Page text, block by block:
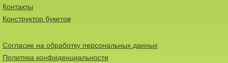
Контакты
Конструктор букетов
Согласие на обработку персональных данных
Политика конфиденциальности